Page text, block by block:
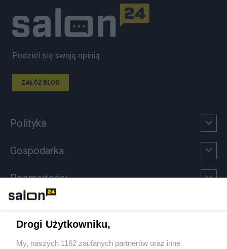
Podziel się swoją opinią
ZAŁÓŻ BLOG
Polityka
Gospodarka
Rozmaitości
Sport
Drogi Użytkowniku,
My, naszych 1162 zaufanych partnerów oraz inne